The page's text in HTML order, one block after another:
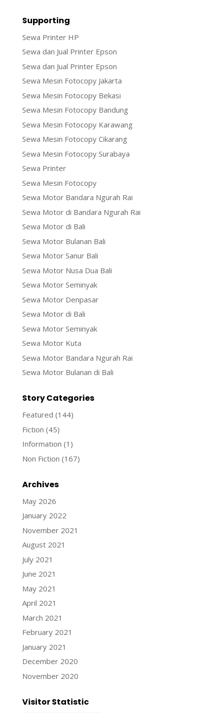
Supporting
Sewa Printer HP
Sewa dan Jual Printer Epson
Sewa dan Jual Printer Epson
Sewa Mesin Fotocopy Jakarta
Sewa Mesin Fotocopy Bekasi
Sewa Mesin Fotocopy Bandung
Sewa Mesin Fotocopy Karawang
Sewa Mesin Fotocopy Cikarang
Sewa Mesin Fotocopy Surabaya
Sewa Printer
Sewa Mesin Fotocopy
Sewa Motor Bandara Ngurah Rai
Sewa Motor di Bandara Ngurah Rai
Sewa Motor di Bali
Sewa Motor Bulanan Bali
Sewa Motor Sanur Bali
Sewa Motor Nusa Dua Bali
Sewa Motor Seminyak
Sewa Motor Denpasar
Sewa Motor di Bali
Sewa Motor Seminyak
Sewa Motor Kuta
Sewa Motor Bandara Ngurah Rai
Sewa Motor Bulanan di Bali
Story Categories
Featured (144)
Fiction (45)
Information (1)
Non Fiction (167)
Archives
May 2026
January 2022
November 2021
August 2021
July 2021
June 2021
May 2021
April 2021
March 2021
February 2021
January 2021
December 2020
November 2020
Visitor Statistic